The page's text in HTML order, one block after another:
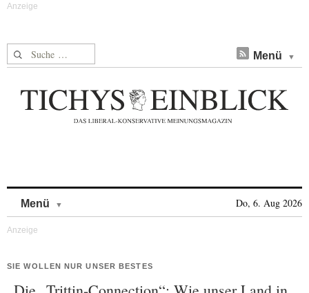
Suche nach: Menü
Menü Do, 6. Aug 2026
SIE WOLLEN NUR UNSER BESTES